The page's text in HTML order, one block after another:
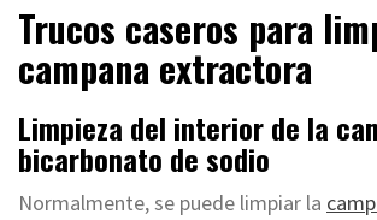
Trucos caseros para
campana extractora
Limpieza del interior de la
bicarbonato de sodio
Normalmente, se puede limpiar la